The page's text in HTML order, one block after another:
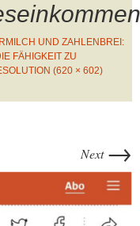
UND ZAHLENBREI:
FÄHIGKEIT ZU
(620 × 602)
Next →